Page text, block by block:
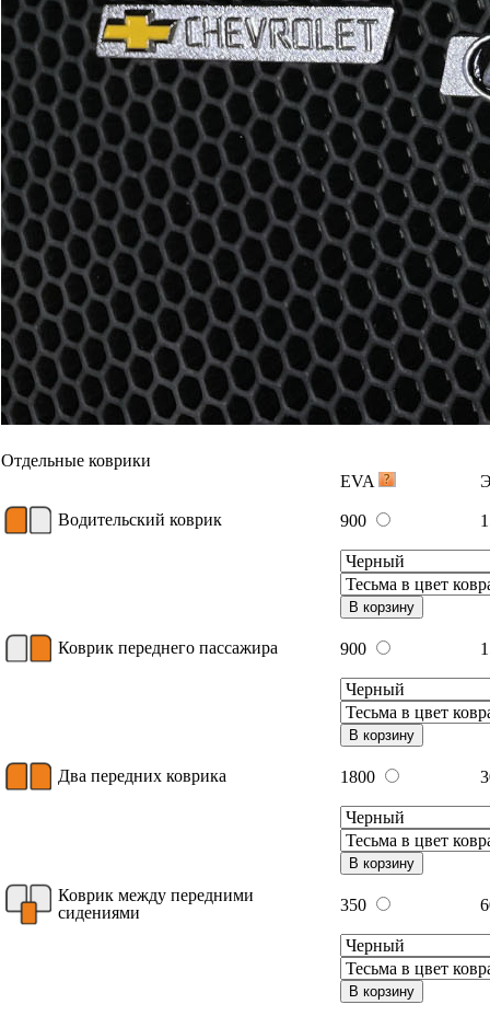
Отдельные коврики
EVA
Водительский коврик 900
В корзину
Коврик переднего пассажира 900
В корзину
Два передних коврика 1800
В корзину
Коврик между передними
сидениями
350
В корзину